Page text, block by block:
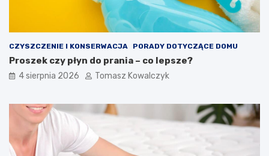
CZYSZCZENIE I KONSERWACJA PORADY DOTYCZĄCE DOMU
Proszek czy płyn do prania – co lepsze?
4 sierpnia 2026 Tomasz Kowalczyk